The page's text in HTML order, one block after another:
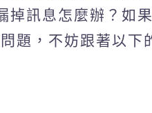
掉訊息怎麼辦？如
題，不妨跟著以下